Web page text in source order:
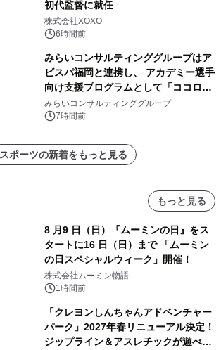
初代監督に就任
株式会社XOXO
6時間前
みらいコンサルティンググループはア
ビスパ福岡と連携し、 アカデミー選手
向け支援プログラムとして「ココロの
共有」を提供開始
みらいコンサルティンググループ
7時間前
スポーツの新着をもっと見る
もっと見る
8 月9 日（日）『ムーミンの日』をス
タートに16 日（日）まで 「ムーミン
の日スペシャルウィーク」開催！
株式会社ムーミン物語
1時間前
「クレヨンしんちゃんアドベンチャー
パーク」2027年春リニューアル決定！
ジップライン＆アスレチックが遊べる